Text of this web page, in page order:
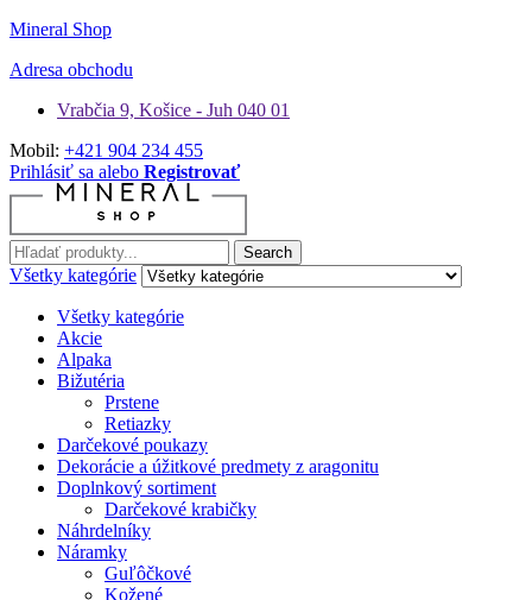
Mineral Shop
Adresa obchodu
Vrabčia 9, Košice - Juh 040 01
Mobil: +421 904 234 455
Prihlásiť sa alebo Registrovať
Hľadať: Search
Všetky kategórie
Všetky kategórie
Akcie
Alpaka
Bižutéria
Prstene
Retiazky
Darčekové poukazy
Dekorácie a úžitkové predmety z aragonitu
Doplnkový sortiment
Darčekové krabičky
Náhrdelníky
Náramky
Guľôčkové
Kožené